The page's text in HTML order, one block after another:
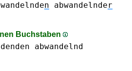
n abwandelnder
Buchstaben
abwandelnd